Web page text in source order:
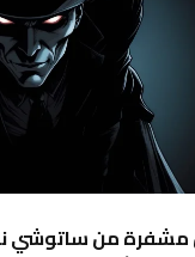
مشفرة من ساتوشي